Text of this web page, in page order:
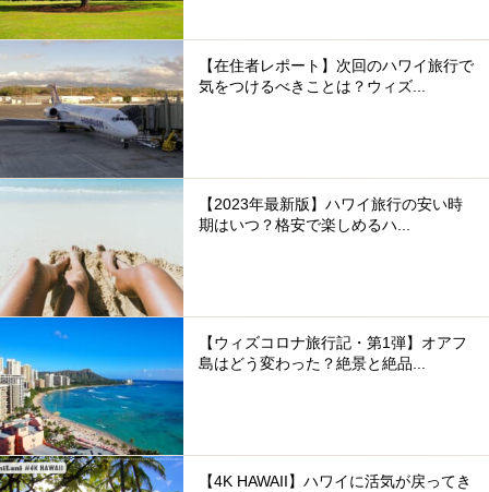
【在住者レポート】次回のハワイ旅行で
気をつけるべきことは？ウィズ...
【2023年最新版】ハワイ旅行の安い時
期はいつ？格安で楽しめるハ...
【ウィズコロナ旅行記・第1弾】オアフ
島はどう変わった？絶景と絶品...
【4K HAWAII】ハワイに活気が戻ってき